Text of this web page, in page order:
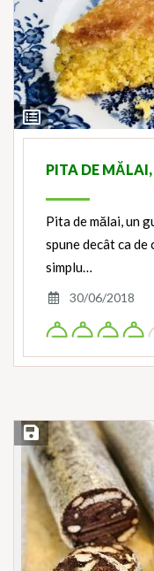
View
Ingredients
PITA DE
Pita de mălai, un
spune decât ca
simplu…
30/06/2018
Save Recipe